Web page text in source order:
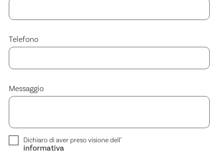
Telefono
Messaggio
Dichiaro di aver preso visione dell’
informativa